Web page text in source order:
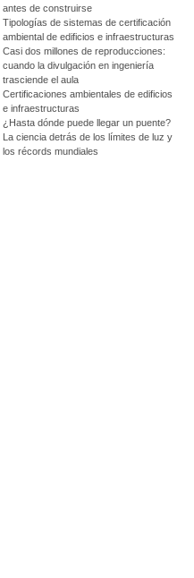
antes de construirse
Tipologías de sistemas de certificación
ambiental de edificios e infraestructuras
Casi dos millones de reproducciones:
cuando la divulgación en ingeniería
trasciende el aula
Certificaciones ambientales de edificios
e infraestructuras
¿Hasta dónde puede llegar un puente?
La ciencia detrás de los límites de luz y
los récords mundiales